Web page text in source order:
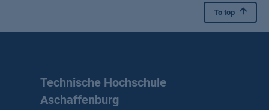
To top
Technische Hochschule
Aschaffenburg